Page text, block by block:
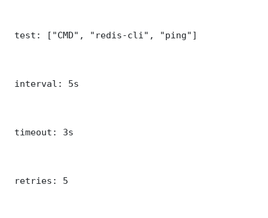
test: ["CMD", "redis-cli", "ping"]
interval: 5s
timeout: 3s
retries: 5